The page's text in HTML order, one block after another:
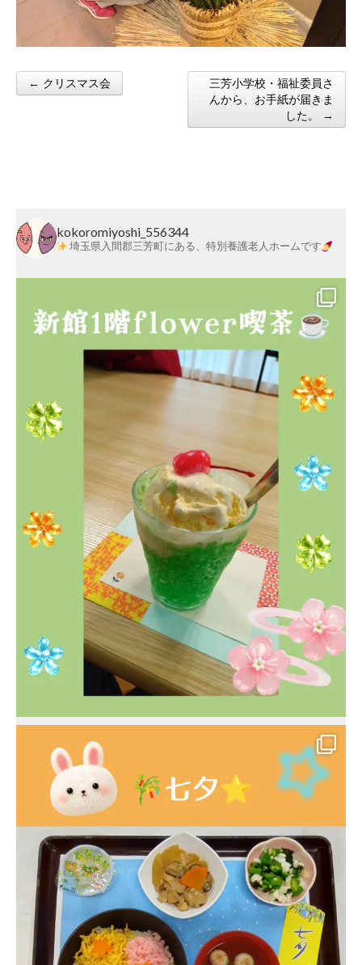
Post navigation
← クリスマス会
三芳小学校・福祉委員さ
んから、お手紙が届きま
した。 →
kokoromiyoshi_556344
埼玉県入間郡三芳町にある、特別養護老人ホームです